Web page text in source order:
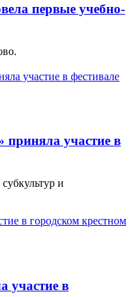
первые учебно-
приняла участие в
и
участие в